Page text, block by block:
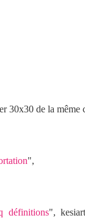
30x30 de la même
",
définitions",